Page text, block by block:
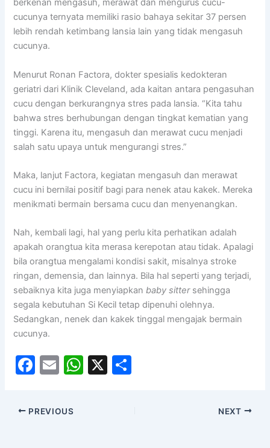
berkenan mengasuh, merawat dan mengurus cucu-
cucunya ternyata memiliki rasio bahaya sekitar 37 persen
lebih rendah ketimbang lansia lain yang tidak mengasuh
cucunya.
Menurut Ronan Factora, dokter spesialis kedokteran
geriatri dari Klinik Cleveland, ada kaitan antara pengasuhan
cucu dengan berkurangnya stres pada lansia. “Kita tahu
bahwa stres berhubungan dengan tingkat kematian yang
tinggi. Karena itu, mengasuh dan merawat cucu menjadi
salah satu upaya untuk mengurangi stres.”
Maka, lanjut Factora, kegiatan mengasuh dan merawat
cucu ini bernilai positif bagi para nenek atau kakek. Mereka
menikmati bermain bersama cucu dan menyenangkan.
Nah, kembali lagi, hal yang perlu kita perhatikan adalah
apakah orangtua kita merasa kerepotan atau tidak. Apalagi
bila orangtua mengalami kondisi sakit, misalnya stroke
ringan, demensia, dan lainnya. Bila hal seperti yang terjadi,
sebaiknya kita juga menyiapkanbaby sittersehingga
segala kebutuhan Si Kecil tetap dipenuhi olehnya.
Sedangkan, nenek dan kakek tinggal mengajak bermain
cucunya.
F
c
e
E
ai
l
W X
PREVIOUS NEXT